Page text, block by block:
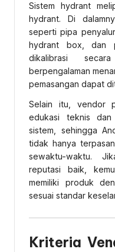
Sistem hydrant
hydrant. Di
seperti pipa
hydrant box, dan
dikalibrasi
berpengalaman
pemasangan dapat
Selain itu, vendor
edukasi teknis
sistem, sehingga
tidak hanya
sewaktu-waktu.
reputasi baik,
memiliki produk
sesuai standar
Kriteria